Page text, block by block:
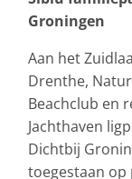
Groningen
Aan het
Drenthe,
Beachclub en
Jachthaven
Dichtbij
toegestaan op